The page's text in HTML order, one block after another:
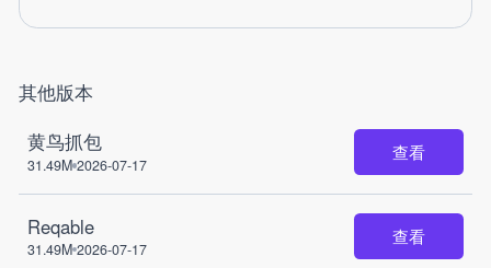
其他版本
黄鸟抓包
31.49M 2026-07-17
查看
Reqable
31.49M 2026-07-17
查看